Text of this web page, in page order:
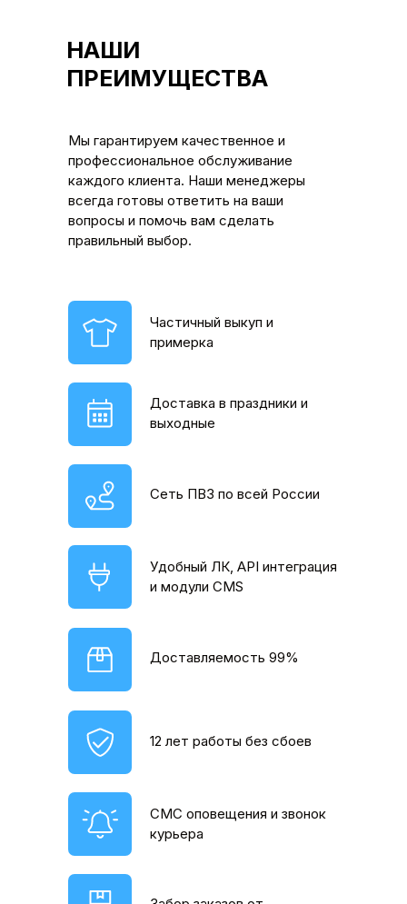
НАШИ
ПРЕИМУЩЕСТВА
Мы гарантируем качественное и
профессиональное обслуживание
каждого клиента. Наши менеджеры
всегда готовы ответить на ваши
вопросы и помочь вам сделать
правильный выбор.
Частичный выкуп и
примерка
Доставка в праздники и
выходные
Сеть ПВЗ по всей России
Удобный ЛК, API интеграция
и модули CMS
Доставляемость 99%
12 лет работы без сбоев
СМС оповещения и звонок
курьера